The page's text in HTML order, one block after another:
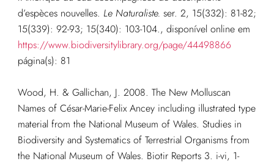
d’espèces nouvelles. Le Naturaliste. ser. 2, 15(332): 81-82;
15(339): 92-93; 15(340): 103-104., disponível online em
https://www.biodiversitylibrary.org/page/44498866
página(s): 81
Wood, H. & Gallichan, J. 2008. The New Molluscan
Names of César-Marie-Felix Ancey including illustrated type
material from the National Museum of Wales. Studies in
Biodiversity and Systematics of Terrestrial Organisms from
the National Museum of Wales. Biotir Reports 3. i-vi, 1-